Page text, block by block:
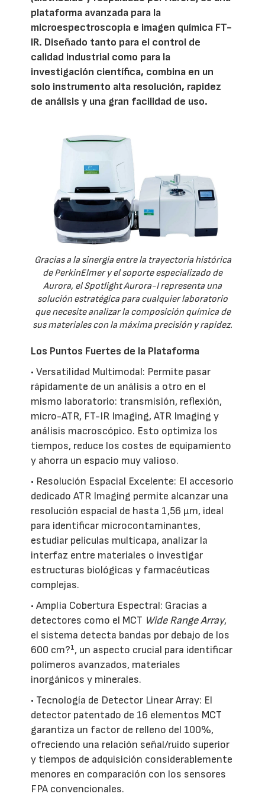
plataforma avanzada para la
microespectroscopia e imagen química FT-
IR. Diseñado tanto para el control de
calidad industrial como para la
investigación científica, combina en un
solo instrumento alta resolución, rapidez
de análisis y una gran facilidad de uso.
Gracias a la sinergia entre la trayectoria histórica
de PerkinElmer y el soporte especializado de
Aurora, el Spotlight Aurora-I representa una
solución estratégica para cualquier laboratorio
que necesite analizar la composición química de
sus materiales con la máxima precisión y rapidez.
Los Puntos Fuertes de la Plataforma
• Versatilidad Multimodal: Permite pasar
rápidamente de un análisis a otro en el
mismo laboratorio: transmisión, reflexión,
micro-ATR, FT-IR Imaging, ATR Imaging y
análisis macroscópico. Esto optimiza los
tiempos, reduce los costes de equipamiento
y ahorra un espacio muy valioso.
• Resolución Espacial Excelente: El accesorio
dedicado ATR Imaging permite alcanzar una
resolución espacial de hasta 1,56 µm, ideal
para identificar microcontaminantes,
estudiar películas multicapa, analizar la
interfaz entre materiales o investigar
estructuras biológicas y farmacéuticas
complejas.
• Amplia Cobertura Espectral: Gracias a
detectores como el MCT Wide Range Array,
el sistema detecta bandas por debajo de los
600 cm?¹, un aspecto crucial para identificar
polímeros avanzados, materiales
inorgánicos y minerales.
• Tecnología de Detector Linear Array: El
detector patentado de 16 elementos MCT
garantiza un factor de relleno del 100%,
ofreciendo una relación señal/ruido superior
y tiempos de adquisición considerablemente
menores en comparación con los sensores
FPA convencionales.